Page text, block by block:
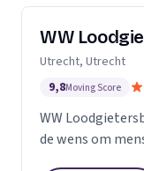
WW
Utrecht, Utrecht
9,8Moving Score
WW
de wens om